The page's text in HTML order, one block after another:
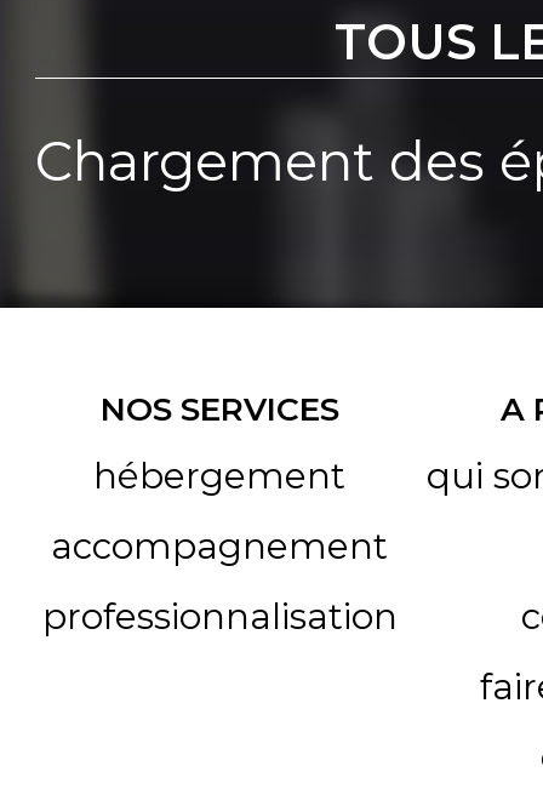
TOUS
Chargement des
NOS SERVICES
hébergement
accompagnement
professionnalisation
A
qui